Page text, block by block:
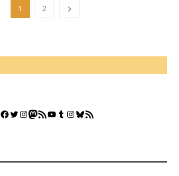
1 2
Facebook
Twitter
Instagram
Mastodon
Flux RSSYouTube
Tumblr
Instagram
Bluesky
GestGame